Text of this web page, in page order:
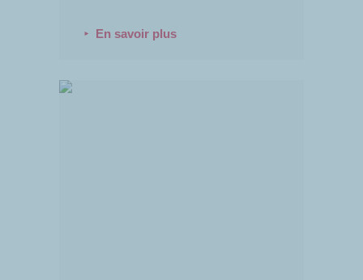
En savoir plus